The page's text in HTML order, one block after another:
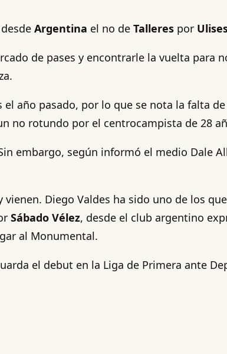
Argentina el no de Talleres por
de pases y encontrarle la vuelta para
año pasado, por lo que se nota la falta
no rotundo por el centrocampista de 28
embargo, según informó el medio Dale
Diego Valdes ha sido uno de los
Sábado Vélez, desde el club argentino
al Monumental.
el debut en la Liga de Primera ante